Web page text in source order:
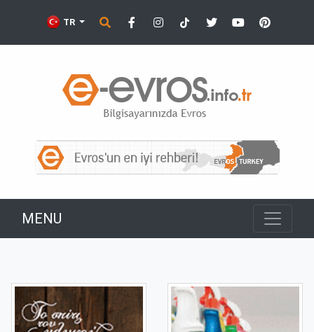
TR
MENU